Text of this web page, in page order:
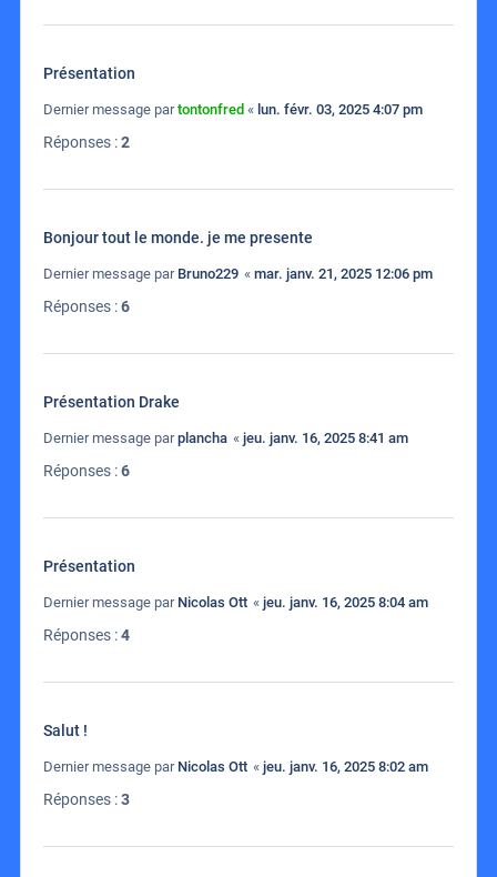
Présentation
Dernier message partontonfred « lun. févr. 03, 2025 4:07 pm
Réponses :2
Bonjour tout le monde. je me presente
Dernier message par Bruno229 « mar. janv. 21, 2025 12:06 pm
Réponses :6
Présentation Drake
Dernier message parplancha « jeu. janv. 16, 2025 8:41 am
Réponses :6
Présentation
Dernier message par Nicolas Ott « jeu. janv. 16, 2025 8:04 am
Réponses :4
Salut !
Dernier message par Nicolas Ott « jeu. janv. 16, 2025 8:02 am
Réponses :3